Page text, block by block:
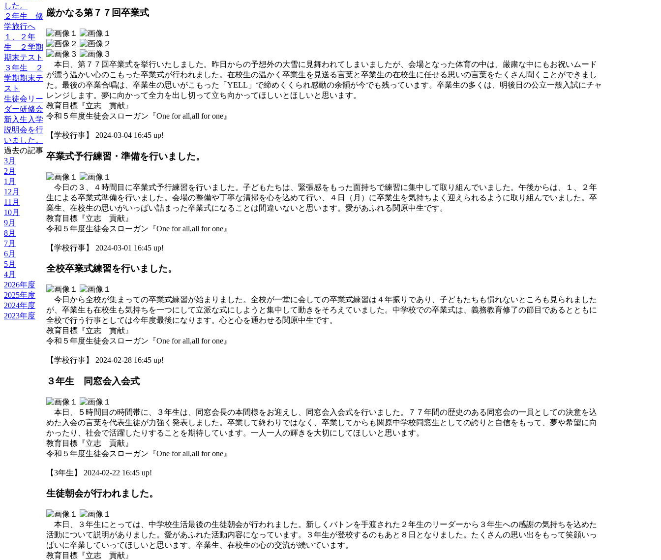
した。
２年生 修
学旅行へ
１、２年
生 ２学期
期末テスト
３年生 ２
学期期末テ
スト
生徒会リー
ダー研修会
新入生入学
説明会を行
いました。
過去の記事
3月
2月
1月
12月
11月
10月
9月
8月
7月
6月
5月
4月
2026年度
2025年度
2024年度
2023年度
厳かなる第７７回卒業式
本日、第７７回卒業式を挙行いたしました。昨日からの予想外の大雪に見舞われてしまいましたが、会場となった体育の中は、厳粛な中にもお祝いムード
が漂う温かい心のこもった卒業式が行われました。在校生の温かく卒業生を見送る言葉と卒業生の在校生に任せる思いの言葉をたくさん聞くことができまし
た。最後の卒業合唱は、卒業生の思いがこもった「YELL」で締めくくられ感動の余韻が今でも残っています。卒業生の多くは、明後日の公立一般入試にチャ
レンジします。夢に向かって全力を出し切って立ち向かってほしいとほしいと思います。
教育目標『立志 貢献』
令和５年度生徒会スローガン『One for all,all for one』
【学校行事】 2024-03-04 16:45 up!
卒業式予行練習・準備を行いました。
今日の３、４時間目に卒業式予行練習を行いました。子どもたちは、緊張感をもった面持ちで練習に集中して取り組んでいました。午後からは、１、２年
生による卒業式準備を行いました。会場の整備や丁寧な清掃を心を込めて行い、４日（月）に卒業生を気持ちよく迎えられるように取り組んでいました。卒
業生、在校生の思いがいっぱい詰まった卒業式になることは間違いないと思います。愛があふれる関原中生です。
教育目標『立志 貢献』
令和５年度生徒会スローガン『One for all,all for one』
【学校行事】 2024-03-01 16:45 up!
全校卒業式練習を行いました。
今日から全校が集まっての卒業式練習が始まりました。全校が一堂に会しての卒業式練習は４年振りであり、子どもたちも慣れないところも見られました
が、卒業生も在校生も気持ちを一つにして立派な式にしようと集中して動きをそろえていました。中学校での卒業式は、義務教育修了の節目であるとともに
全校で行う行事としては今年度最後になります。心と心を通わせる関原中生です。
教育目標『立志 貢献』
令和５年度生徒会スローガン『One for all,all for one』
【学校行事】 2024-02-28 16:45 up!
３年生 同窓会入会式
本日、５時間目の時間帯に、３年生は、同窓会長の本間様をお迎えし、同窓会入会式を行いました。７７年間の歴史のある同窓会の一員としての決意を込
めた入会の言葉を代表生徒が力強く発表しました。卒業して終わりではなく、卒業してからも関原中学校同窓生としての誇りと自信をもって、夢や希望に向
かったり、社会で活躍したりすることを期待しています。一人一人の輝きを大切にしてほしいと思います。
教育目標『立志 貢献』
令和５年度生徒会スローガン『One for all,all for one』
【3年生】 2024-02-22 16:45 up!
生徒朝会が行われました。
本日、３年生にとっては、中学校生活最後の生徒朝会が行われました。新しくバトンを手渡された２年生のリーダーから３年生への感謝の気持ちを込めた
活動について説明がありました。愛があふれた活動内容になっています。３年生が登校するのもあと８日となりました。たくさんの思い出をもって笑顔いっ
ぱいに卒業していってほしいと思います。卒業生、在校生の心の交流が続いています。
教育目標『立志 貢献』